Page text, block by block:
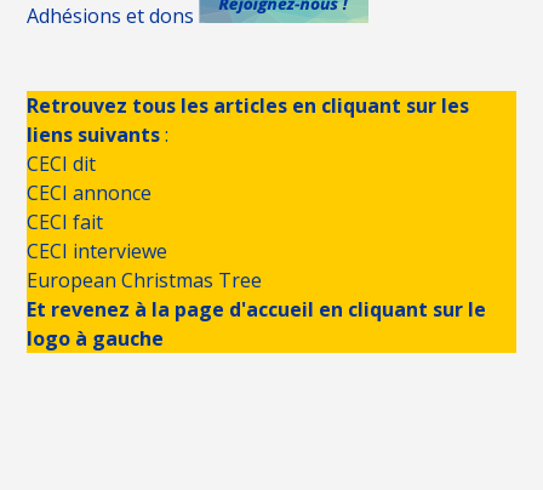
Adhésions et dons
Retrouvez tous les articles en cliquant sur les
liens suivants:
CECI dit
CECI annonce
CECI fait
CECI interviewe
European Christmas Tree
Et revenez à la page d'accueil en cliquant sur le
logo à gauche